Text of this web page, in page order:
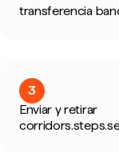
transferencia
3
Enviar y retirar